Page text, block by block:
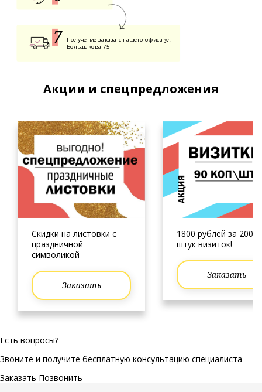
Получение заказа с нашего офиса ул.
Большакова 75
Акции и спецпредложения
Скидки на листовки с
праздничной
символикой
Заказать
1800 рублей за 2000
штук визиток!
Заказать
Есть вопросы?
Звоните и получите бесплатную консультацию специалиста
Заказать Позвонить